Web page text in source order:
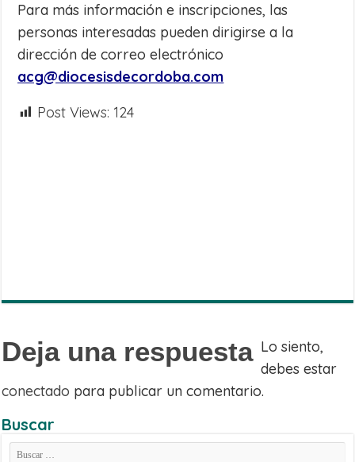
Para más información e inscripciones, las
personas interesadas pueden dirigirse a la
dirección de correo electrónico
acg@diocesisdecordoba.com
Post Views: 124
Email
Deja una respuesta Lo siento,
debes estar
conectado para publicar un comentario.
Buscar